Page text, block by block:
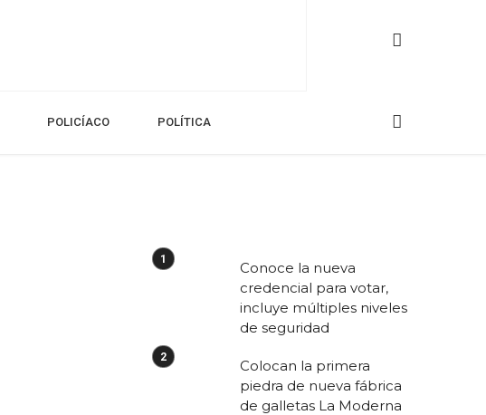
POLICÍACO POLÍTICA
Conoce la nueva
credencial para votar,
incluye múltiples niveles
de seguridad
Colocan la primera
piedra de nueva fábrica
de galletas La Moderna